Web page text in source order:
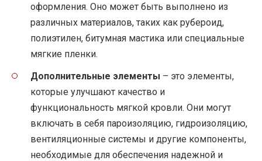
оформления. Оно может быть выполнено из
различных материалов, таких как рубероид,
полиэтилен, битумная мастика или специальные
мягкие пленки.
Дополнительные элементы – это элементы,
которые улучшают качество и
функциональность мягкой кровли. Они могут
включать в себя пароизоляцию, гидроизоляцию,
вентиляционные системы и другие компоненты,
необходимые для обеспечения надежной и